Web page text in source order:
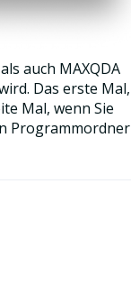
auch MAXQDA
Das erste Mal,
Mal, wenn Sie
Programmordner